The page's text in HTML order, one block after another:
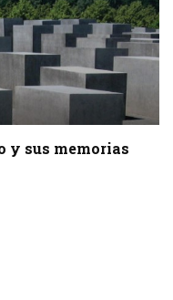
y sus memorias